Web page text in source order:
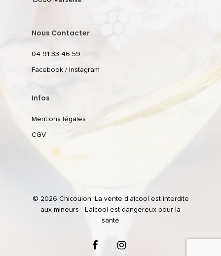
Nous Contacter
04 91 33 46 59
Facebook / Instagram
Infos
Mentions légales
CGV
© 2026 Chicoulon. La vente d'alcool est interdite
aux mineurs - L'alcool est dangereux pour la
santé